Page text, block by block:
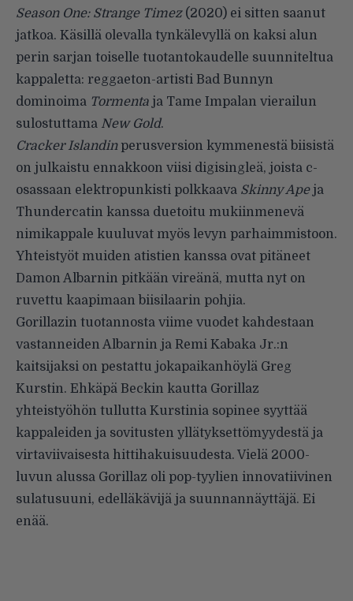
Season One: Strange Timez(2020) ei sitten saanut
jatkoa. Käsillä olevalla tynkälevyllä on kaksi alun
perin sarjan toiselle tuotantokaudelle suunniteltua
kappaletta: reggaeton-artisti Bad Bunnyn
dominoima Tormenta ja Tame Impalan vierailun
sulostuttama New Gold.
Cracker Islandinperusversion kymmenestä biisistä
on julkaistu ennakkoon viisi digisingleä, joista c-
osassaan elektropunkisti polkkaava Skinny Apeja
Thundercatin kanssa duetoitu mukiinmenevä
nimikappale kuuluvat myös levyn parhaimmistoon.
Yhteistyöt muiden atistien kanssa ovat pitäneet
Damon Albarnin pitkään vireänä, mutta nyt on
ruvettu kaapimaan biisilaarin pohjia.
Gorillazin tuotannosta viime vuodet kahdestaan
vastanneiden Albarnin ja Remi Kabaka Jr.:n
kaitsijaksi on pestattu jokapaikanhöylä Greg
Kurstin. Ehkäpä Beckin kautta Gorillaz
yhteistyöhön tullutta Kurstinia sopinee syyttää
kappaleiden ja sovitusten yllätyksettömyydestä ja
virtaviivaisesta hittihakuisuudesta. Vielä 2000-
luvun alussa Gorillaz oli pop-tyylien innovatiivinen
sulatusuuni, edelläkävijä ja suunnannäyttäjä. Ei
enää.